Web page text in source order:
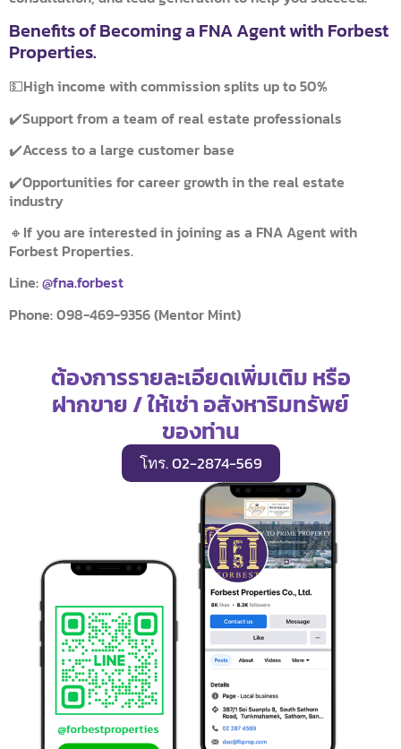
Benefits of Becoming a FNA Agent with Forbest
Properties.
💵High income with commission splits up to 50%
✔️Support from a team of real estate professionals
✔️Access to a large customer base
✔️Opportunities for career growth in the real estate
industry
🔸If you are interested in joining as a FNA Agent with
Forbest Properties.
Line:@fna.forbest
Phone: 098-469-9356 (Mentor Mint)
ต้องการรายละเอียดเพิ่มเติม หรือ
ฝากขาย / ให้เช่า อสังหาริมทรัพย์
ของท่าน
โทร. 02-2874-569